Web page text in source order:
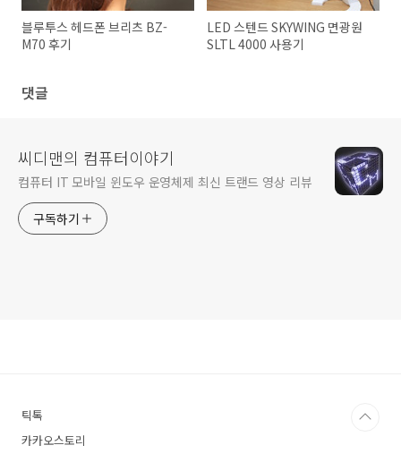
블루투스 헤드폰 브리츠 BZ-
M70 후기
LED 스텐드 SKYWING 면광원
SLTL 4000 사용기
댓글
씨디맨의 컴퓨터이야기
컴퓨터 IT 모바일 윈도우 운영체제 최신 트랜드 영상 리뷰
구독하기
틱톡
카카오스토리